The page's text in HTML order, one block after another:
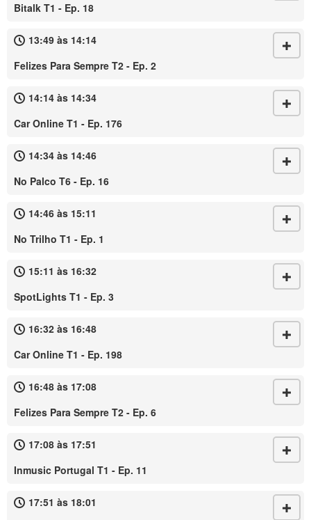
Bitalk T1 - Ep. 18
13:49 às 14:14
Felizes Para Sempre T2 - Ep. 2
14:14 às 14:34
Car Online T1 - Ep. 176
14:34 às 14:46
No Palco T6 - Ep. 16
14:46 às 15:11
No Trilho T1 - Ep. 1
15:11 às 16:32
SpotLights T1 - Ep. 3
16:32 às 16:48
Car Online T1 - Ep. 198
16:48 às 17:08
Felizes Para Sempre T2 - Ep. 6
17:08 às 17:51
Inmusic Portugal T1 - Ep. 11
17:51 às 18:01